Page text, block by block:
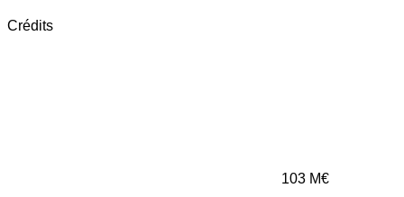
Crédits
103 M€